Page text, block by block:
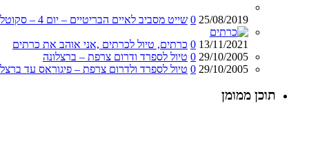
25/08/2019
0 שייט מסביב לאיים הבריטיים – יום 4 – סקוטלנד – אדינבורו
13/11/2021
0 כרתים, טיול לכרתים ,אני אוהב את כרתים
29/10/2005
0 טיול לספרד ודרום צרפת – ברצלונה
29/10/2005
0 טיול לספרד ולדרום צרפת – פיגוראס עד
תוכן ממומן